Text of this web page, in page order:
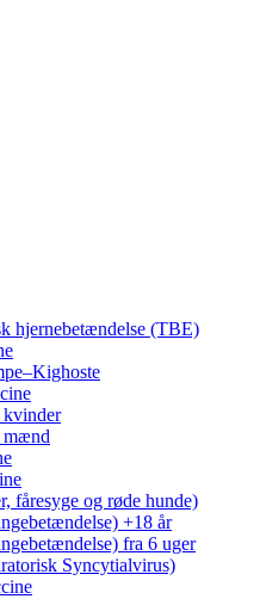
hjernebetændelse (TBE)
mænd
fåresyge og røde hunde)
+18 år
fra 6 uger
Syncytialvirus)